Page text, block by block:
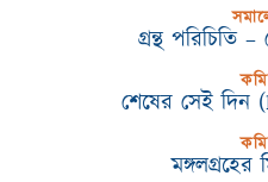
গ্রন্থ পরিচিতি
শেষের সেই দিন
মঙ্গলগ্রহের